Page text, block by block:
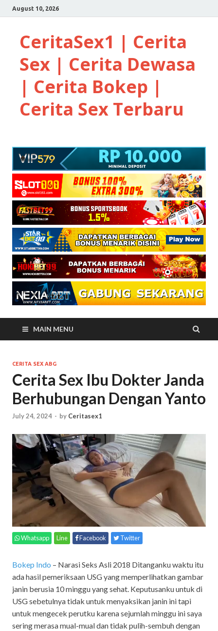
August 10, 2026
CeritaSex1 | Cerita
Sex | Cerita Dewasa
| Cerita Bokep |
Cerita Sex Terbaru
MAIN MENU
CERITA SEX ABG
Cerita Sex Ibu Dokter Janda
Berhubungan Dengan Yanto
July 24, 2024 - by Ceritasex1
Whatsapp Line Facebook Twitter
Bokep Indo – Narasi Seks Asli 2018 Ditanganku waktu itu
ada hasil pemeriksaan USG yang memperlihatkan gambar
janin berusia 10 minggu yang sehat. Keputusanku untuk di
USG sebetulnya tidak untuk menyaksikan janin ini tapi
untuk mengecek perutku karena sejumlah minggu ini saya
sering merasa mual-mual dan tidak pulih-sembuh dengan